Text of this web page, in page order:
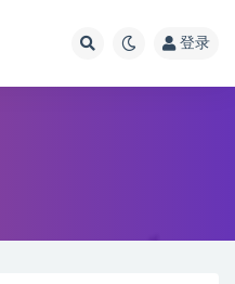
登录